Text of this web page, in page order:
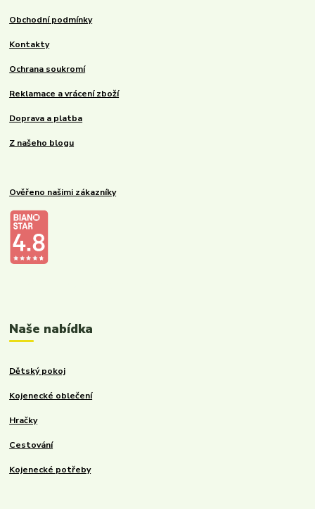
Obchodní podmínky
Kontakty
Ochrana soukromí
Reklamace a vrácení zboží
Doprava a platba
Z našeho blogu
Ověřeno našimi zákazníky
Naše nabídka
Dětský pokoj
Kojenecké oblečení
Hračky
Cestování
Kojenecké potřeby